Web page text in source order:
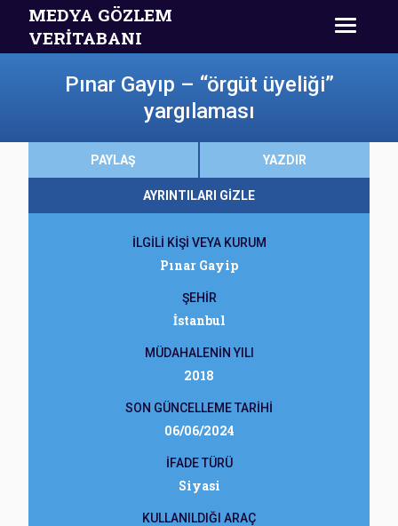
MEDYA GÖZLEM
VERİTABANI
Pınar Gayıp – “örgüt üyeliği”
yargılaması
PAYLAŞ YAZDIR
AYRINTILARI GİZLE
İLGİLİ KİŞİ VEYA KURUM
Pınar Gayip
ŞEHİR
İstanbul
MÜDAHALENİN YILI
2018
SON GÜNCELLEME TARİHİ
06/06/2024
İFADE TÜRÜ
Siyasi
KULLANILDIĞI ARAÇ